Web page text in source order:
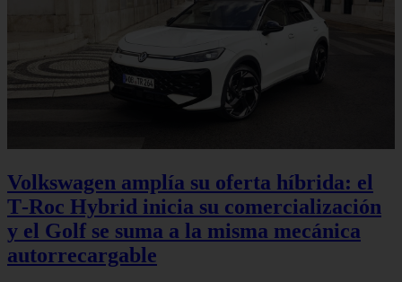
Volkswagen amplía su oferta híbrida: el
T‑Roc Hybrid inicia su comercialización
y el Golf se suma a la misma mecánica
autorrecargable